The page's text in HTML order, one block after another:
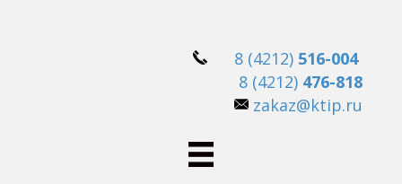
8 (4212) 516-004
8 (4212) 476-818
zakaz@ktip.ru